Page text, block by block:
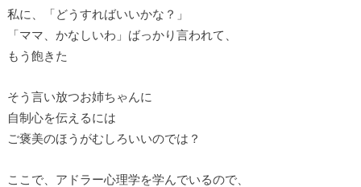
私に、「どうすればいいかな？」
「ママ、かなしいわ」ばっかり言われて、
もう飽きた
そう言い放つお姉ちゃんに
自制心を伝えるには
ご褒美のほうがむしろいいのでは？
ここで、アドラー心理学を学んでいるので、